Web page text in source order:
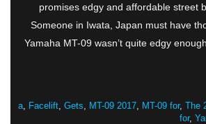
promises edgy and affordable
Someone in Iwata, Japan must have
Yamaha MT-09 wasn’t quite edgy
,Facelift,Gets,MT-09 2017,MT-09 for,
for,